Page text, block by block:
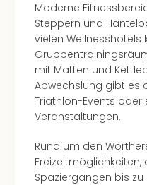
Moderne
Steppern und
vielen Wellnesshotels
mit Matten und
Abwechslung gibt es
Triathlon-Events oder
Veranstaltungen.
Rund um den
Spaziergängen bis